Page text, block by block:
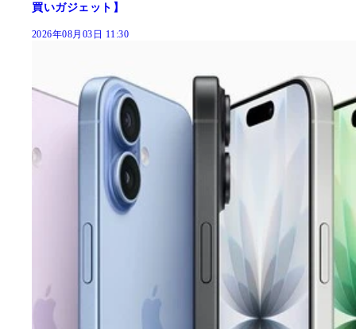
買いガジェット】
2026年08月03日 11:30